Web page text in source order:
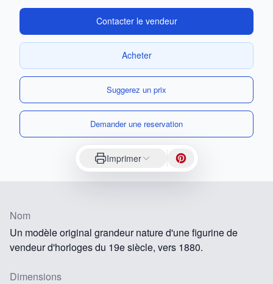
Contacter le vendeur
Acheter
Suggerez un prix
Demander une reservation
Imprimer
Nom
Un modèle original grandeur nature d'une figurine de
vendeur d'horloges du 19e siècle, vers 1880.
Dimensions